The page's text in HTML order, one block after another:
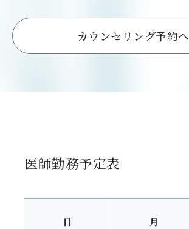
カウンセリング予約へ
医師勤務予定表
日 月